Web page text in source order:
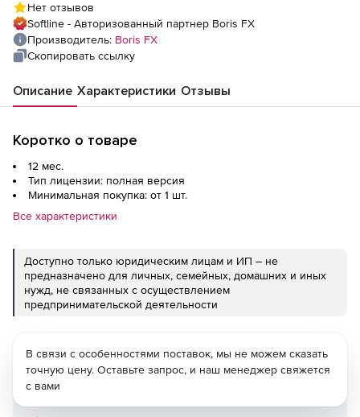
Нет отзывов
Softline - Авторизованный партнер Boris FX
Производитель: Boris FX
Скопировать ссылку
Описание Характеристики Отзывы
Коротко о товаре
12 мес.
Тип лицензии: полная версия
Минимальная покупка: от 1 шт.
Все характеристики
Доступно только юридическим лицам и ИП – не
предназначено для личных, семейных, домашних и иных
нужд, не связанных с осуществлением
предпринимательской деятельности
В связи с особенностями поставок, мы не можем сказать
точную цену. Оставьте запрос, и наш менеджер свяжется
с вами